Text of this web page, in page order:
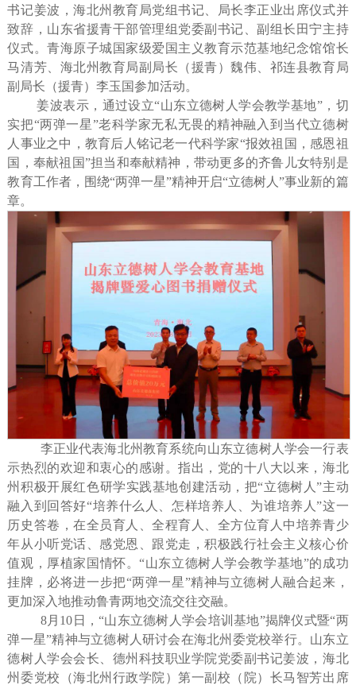
书记姜波，海北州教育局党组书记、局长李正业出席仪式并
致辞，山东省援青干部管理组党委副书记、副组长田宁主持
仪式。青海原子城国家级爱国主义教育示范基地纪念馆馆长
马清芳、海北州教育局副局长（援青）魏伟、祁连县教育局
副局长（援青）李玉国参加活动。
姜波表示，通过设立“山东立德树人学会教学基地”，切
实把“两弹一星”老科学家无私无畏的精神融入到当代立德树
人事业之中，教育后人铭记老一代科学家“报效祖国，感恩祖
国，奉献祖国”担当和奉献精神，带动更多的齐鲁儿女特别是
教育工作者，围绕“两弹一星”精神开启“立德树人”事业新的篇
章。
李正业代表海北州教育系统向山东立德树人学会一行表
示热烈的欢迎和衷心的感谢。指出，党的十八大以来，海北
州积极开展红色研学实践基地创建活动，把“立德树人”主动
融入到回答好“培养什么人、怎样培养人、为谁培养人”这一
历史答卷，在全员育人、全程育人、全方位育人中培养青少
年从小听党话、感党恩、跟党走，积极践行社会主义核心价
值观，厚植家国情怀。“山东立德树人学会教学基地”的成功
挂牌，必将进一步把“两弹一星”精神与立德树人融合起来，
更加深入地推动鲁青两地交流交往交融。
8月10日，“山东立德树人学会培训基地”揭牌仪式暨“两
弹一星”精神与立德树人研讨会在海北州委党校举行。山东立
德树人学会会长、德州科技职业学院党委副书记姜波，海北
州委党校（海北州行政学院）第一副校（院）长马智芳出席